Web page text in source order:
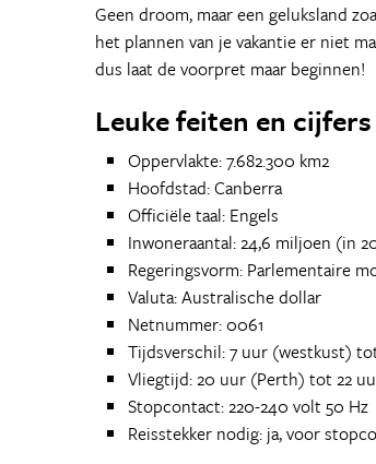
Geen droom, maar een geluksland
het plannen van je vakantie er niet
dus laat de voorpret maar beginnen!
Leuke feiten en
Oppervlakte: 7.682.300 km2
Hoofdstad: Canberra
Officiële taal: Engels
Inwoneraantal: 24,6 miljoen (in
Regeringsvorm: Parlementaire
Valuta: Australische dollar
Netnummer: 0061
Tijdsverschil: 7 uur (westkust)
Vliegtijd: 20 uur (Perth) tot 22
Stopcontact: 220-240 volt 50 Hz
Reisstekker nodig: ja, voor